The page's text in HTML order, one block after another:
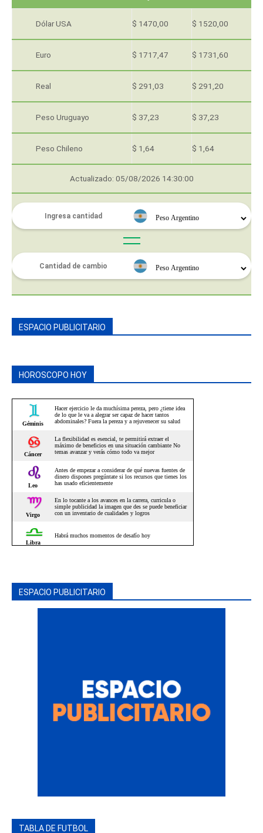
Dólar USA $ 1470,00 $ 1520,00
Euro $ 1717,47 $ 1731,60
Real $ 291,03 $ 291,20
Peso Uruguayo $ 37,23 $ 37,23
Peso Chileno $ 1,64 $ 1,64
Actualizado: 05/08/2026 14:30:00
ESPACIO PUBLICITARIO
HOROSCOPO HOY
ESPACIO PUBLICITARIO
TABLA DE FUTBOL